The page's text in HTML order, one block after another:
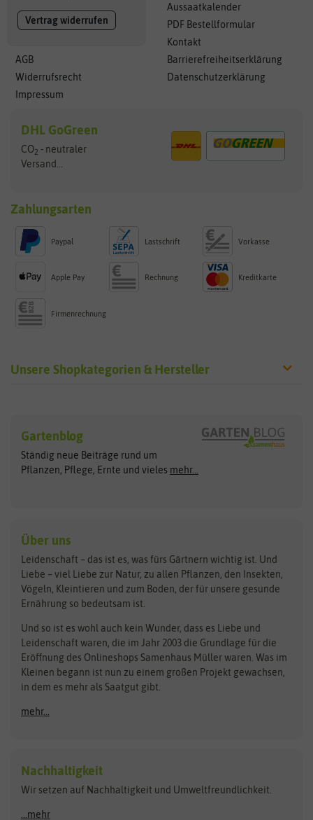
Vertrag widerrufen
AGB
Widerrufsrecht
Impressum
Aussaatkalender
PDF Bestellformular
Kontakt
Barrierefreiheitserklärung
Datenschutzerklärung
DHL GoGreen
CO2 - neutraler
Versand...
Zahlungsarten
Paypal Lastschrift Vorkasse
Apple Pay Rechnung Kreditkarte
Firmenrechnung
Unsere Shopkategorien & Hersteller
Exotische Samen
Gemüsesamen
Gründünger
Kräutersamen
Obstsamen
Pilzbrut
Rasensamen
Steckzwiebeln
Zimmer & Kübelpflanzen
Kataloge
Schnäppchen
Anzucht & Gartenzubehör
Anzuchtschalen
Heizmatte & Heizkabel
Kokos-Quelltabletten
Zimmergewächshaus
Arche Noah
ASB Greenworld
Benary
Bingenheimer Saatgut
Bionana
BIOWOL
Blumicorn
Bûten Birds
Carl Pabst
Clever Pots
COMPO
Dürr-Samen
Feldsaaten Freudenberger
Fertil
Flora Elite
Florissa
Flortis
Hortitops
Gartenblog
Ständig neue Beiträge rund um
Pflanzen, Pflege, Ernte und vieles mehr...
Über uns
Leidenschaft – das ist es, was fürs Gärtnern wichtig ist. Und
Liebe – viel Liebe zur Natur, zu allen Pflanzen, den Insekten,
Vögeln, Kleintieren und zum Boden, der für unsere gesunde
Ernährung so bedeutsam ist.
Und so ist es wohl auch kein Wunder, dass es Liebe und
Leidenschaft waren, die im Jahr 2003 die Grundlage für die
Eröffnung des Onlineshops Samenhaus Müller waren. Was im
Kleinen begann ist nun zu einem großen Projekt gewachsen,
in dem es mehr als Saatgut gibt.
mehr...
Nachhaltigkeit
Wir setzen auf Nachhaltigkeit und Umweltfreundlichkeit.
...mehr